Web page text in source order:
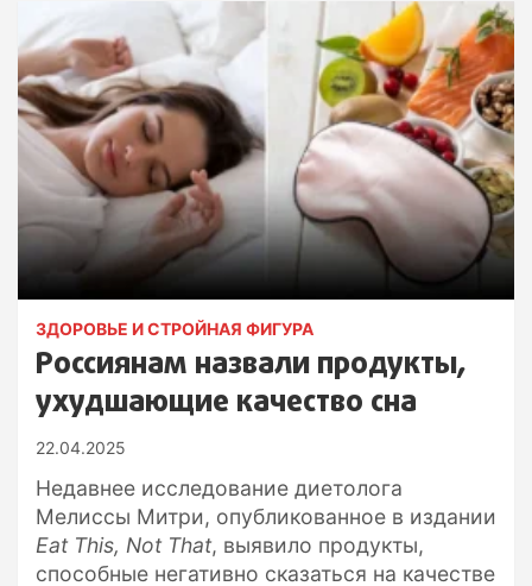
ЗДОРОВЬЕ И СТРОЙНАЯ ФИГУРА
Россиянам назвали продукты,
ухудшающие качество сна
22.04.2025
Недавнее исследование диетолога
Мелиссы Митри, опубликованное в издании
Eat This, Not That, выявило продукты,
способные негативно сказаться на качестве